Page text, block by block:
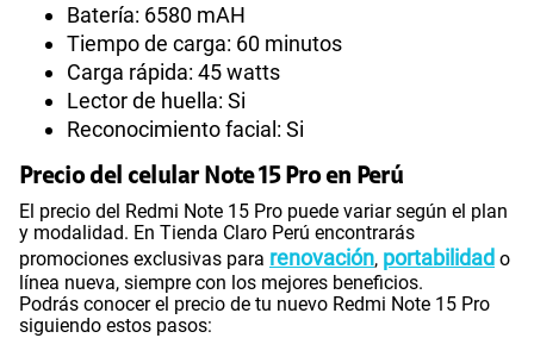
Batería: 6580 mAH
Tiempo de carga: 60 minutos
Carga rápida: 45 watts
Lector de huella: Si
Reconocimiento facial: Si
Precio del celular Note 15 Pro en Perú
El precio del Redmi Note 15 Pro puede variar según el plan
y modalidad. En Tienda Claro Perú encontrarás
promociones exclusivas para renovación, portabilidad o
línea nueva, siempre con los mejores beneficios.
Podrás conocer el precio de tu nuevo Redmi Note 15 Pro
siguiendo estos pasos: